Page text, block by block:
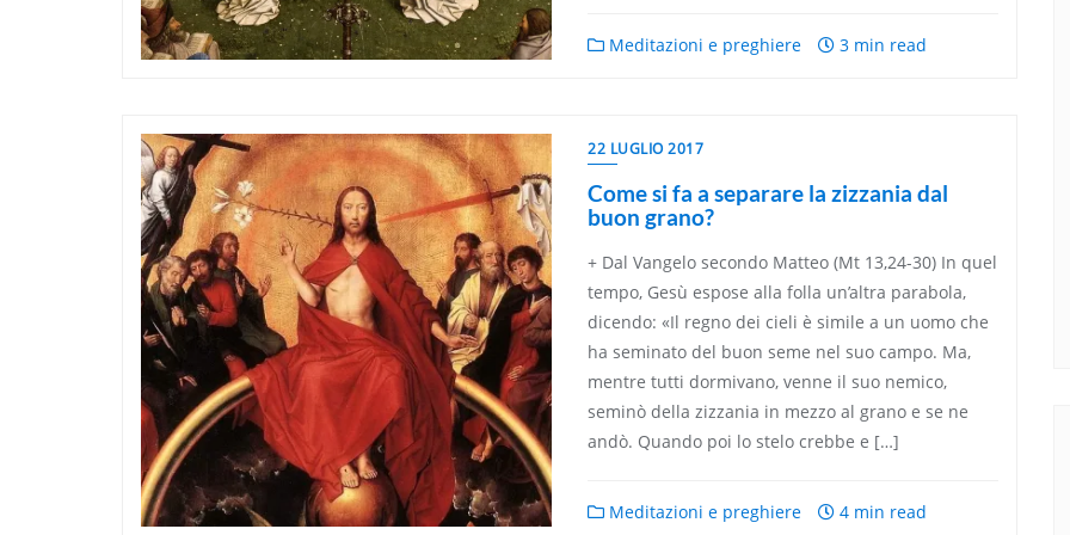
Meditazioni e preghiere 3 min read
22 LUGLIO 2017
Come si fa a separare la zizzania dal
buon grano?
+ Dal Vangelo secondo Matteo (Mt 13,24-30) In quel
tempo, Gesù espose alla folla un’altra parabola,
dicendo: «Il regno dei cieli è simile a un uomo che
ha seminato del buon seme nel suo campo. Ma,
mentre tutti dormivano, venne il suo nemico,
seminò della zizzania in mezzo al grano e se ne
andò. Quando poi lo stelo crebbe e […]
Meditazioni e preghiere 4 min read